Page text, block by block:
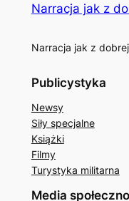
Narracja jak z
Narracja jak z
Publicystyka
Newsy
Siły specjalne
Książki
Filmy
Turystyka militarna
Media